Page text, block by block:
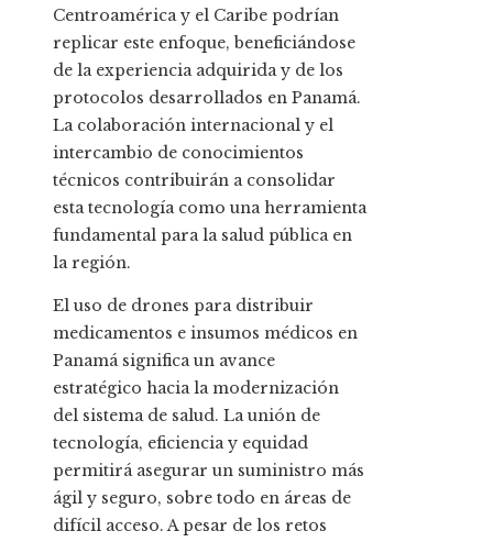
Centroamérica y el Caribe podrían
replicar este enfoque, beneficiándose
de la experiencia adquirida y de los
protocolos desarrollados en Panamá.
La colaboración internacional y el
intercambio de conocimientos
técnicos contribuirán a consolidar
esta tecnología como una herramienta
fundamental para la salud pública en
la región.
El uso de drones para distribuir
medicamentos e insumos médicos en
Panamá significa un avance
estratégico hacia la modernización
del sistema de salud. La unión de
tecnología, eficiencia y equidad
permitirá asegurar un suministro más
ágil y seguro, sobre todo en áreas de
difícil acceso. A pesar de los retos